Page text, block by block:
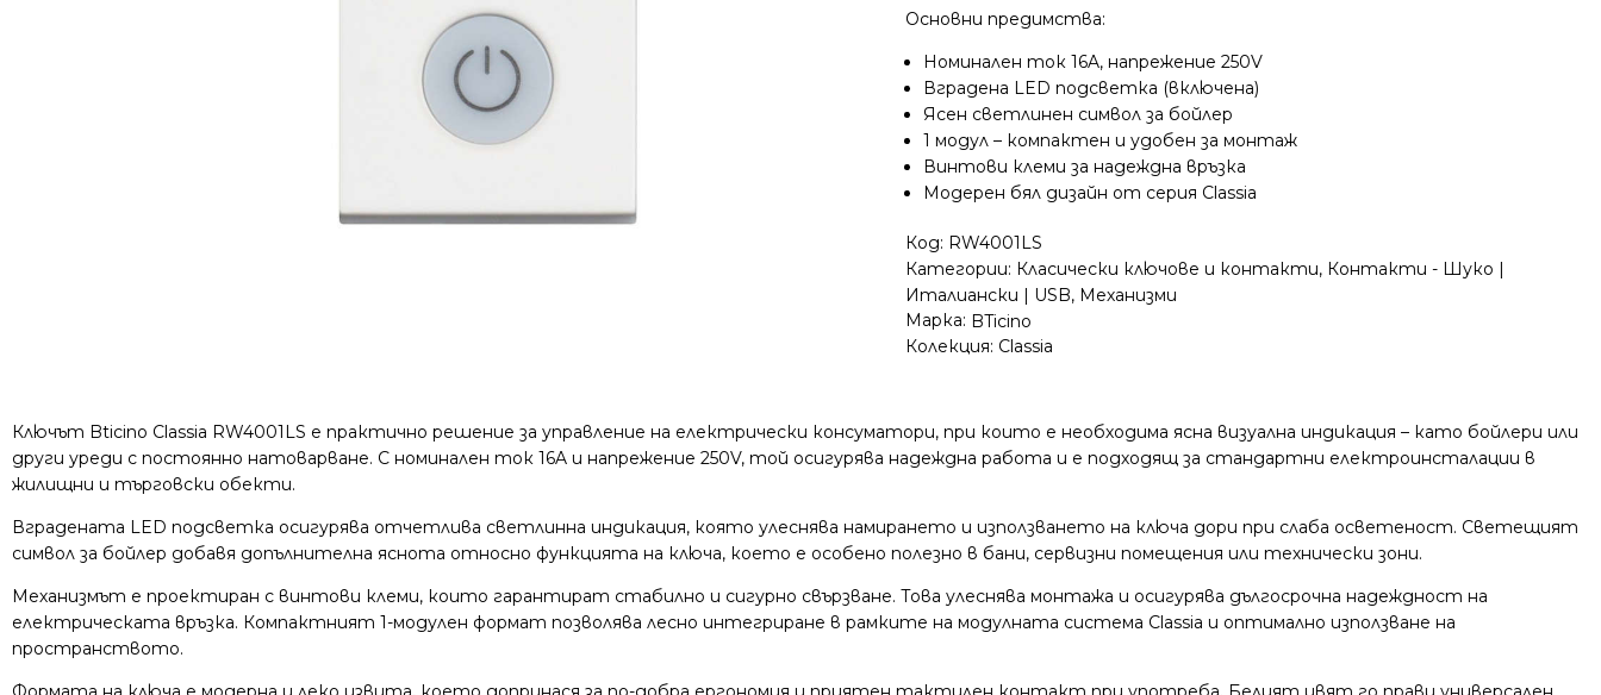
модул
бял
Основни предимства:
Номинален ток 16A, напрежение 250V
Вградена LED подсветка (включена)
Ясен светлинен символ за бойлер
1 модул – компактен и удобен за монтаж
Винтови клеми за надеждна връзка
Модерен бял дизайн от серия Classia
Код: RW4001LS
Категории: Класически ключове и контакти, Контакти - Шуко |
Италиански | USB, Механизми
Марка: BTicino
Колекция: Classia
Ключът Bticino Classia RW4001LS е практично решение за управление на електрически консуматори, при които е необходима ясна визуална индикация – като бойлери или
други уреди с постоянно натоварване. С номинален ток 16A и напрежение 250V, той осигурява надеждна работа и е подходящ за стандартни електроинсталации в
жилищни и търговски обекти.
Вградената LED подсветка осигурява отчетлива светлинна индикация, която улеснява намирането и използването на ключа дори при слаба осветеност. Светещият
символ за бойлер добавя допълнителна яснота относно функцията на ключа, което е особено полезно в бани, сервизни помещения или технически зони.
Механизмът е проектиран с винтови клеми, които гарантират стабилно и сигурно свързване. Това улеснява монтажа и осигурява дългосрочна надеждност на
електрическата връзка. Компактният 1-модулен формат позволява лесно интегриране в рамките на модулната система Classia и оптимално използване на
пространството.